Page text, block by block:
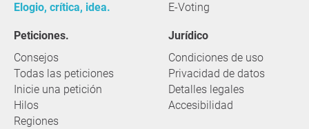
Elogio, crítica, idea.
E-Voting
Peticiones.
Consejos
Todas las peticiones
Inicie una petición
Hilos
Regiones
Jurídico
Condiciones de uso
Privacidad de datos
Detalles legales
Accesibilidad